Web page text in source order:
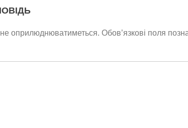
оприлюднюватиметься. Обов’язкові поля